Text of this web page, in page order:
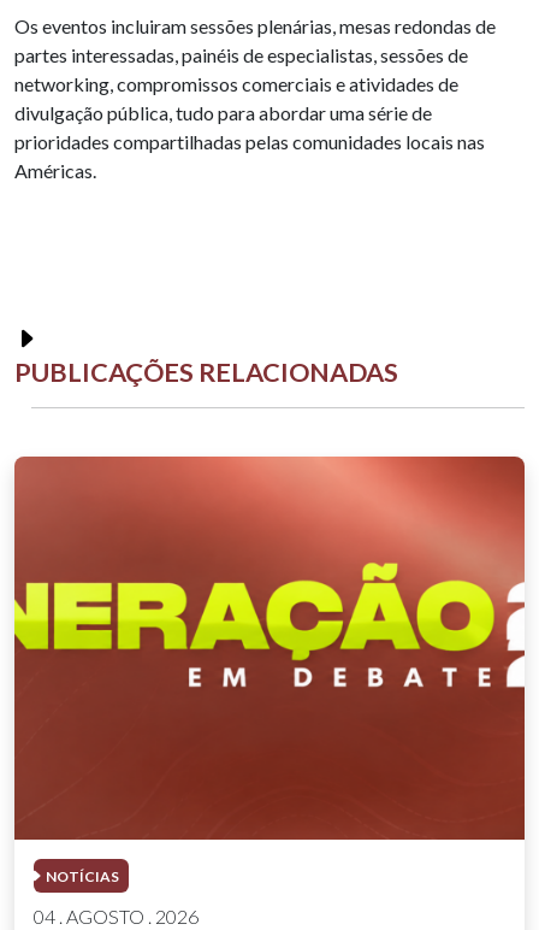
Os eventos incluiram sessões plenárias, mesas redondas de
partes interessadas, painéis de especialistas, sessões de
networking, compromissos comerciais e atividades de
divulgação pública, tudo para abordar uma série de
prioridades compartilhadas pelas comunidades locais nas
Américas.
PUBLICAÇÕES RELACIONADAS
NOTÍCIAS
04 . AGOSTO . 2026